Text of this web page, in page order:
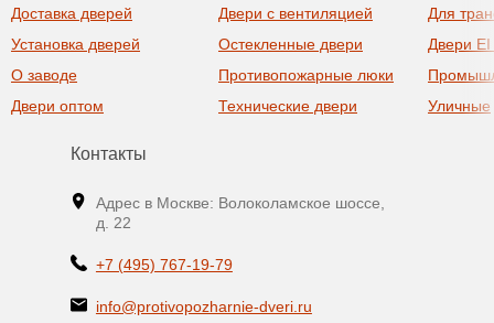
Доставка дверей
Установка дверей
О заводе
Двери оптом
Двери с вентиляцией
Остекленные двери
Противопожарные люки
Технические двери
Для
Двери
Уличные
Контакты
Адрес в Москве: Волоколамское шоссе,
д. 22
+7 (495) 767-19-79
info@protivopozharnie-dveri.ru